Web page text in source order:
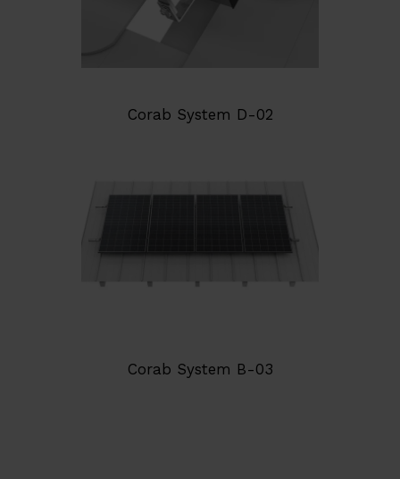
Corab System D-02
Corab System B-03